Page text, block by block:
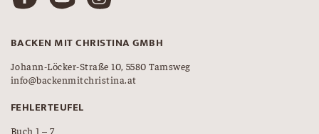
BACKEN MIT CHRISTINA GMBH
Johann-Löcker-Straße 10, 5580 Tamsweg
info@backenmitchristina.at
FEHLERTEUFEL
Buch 1 – 7